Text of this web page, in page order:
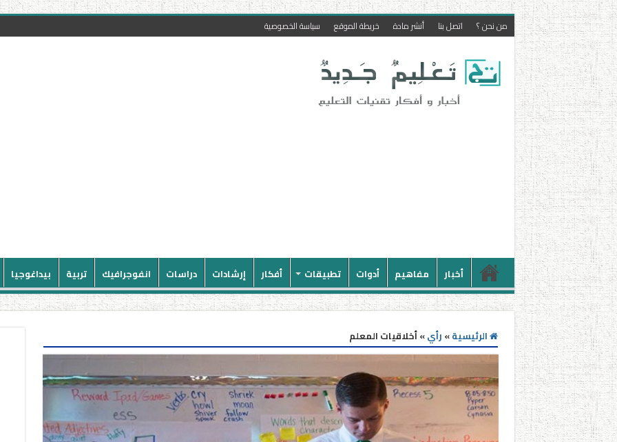
من نحن ؟ اتصل بنا أنشر مادة خريطة الموقع سياسة الخصوصية
أخبار مفاهيم أدوات تطبيقات أفكار إرشادات دراسات انفوجرافيك تربية بيداغوجيا
الرئيسية» رأي»أخلاقيات المعلم